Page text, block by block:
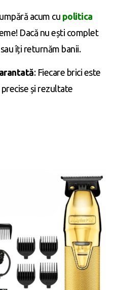
acum cu politica
Dacă nu ești complet
îți returnăm banii.
: Fiecare brici este
și rezultate